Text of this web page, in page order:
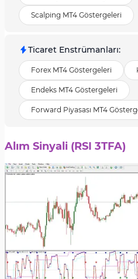
Scalping MT4 Göstergeleri
Ticaret Enstrümanları:
Forex MT4 Göstergeleri
Endeks MT4 Göstergeleri
Forward Piyasası MT4
Alım Sinyali (RSI 3TFA)